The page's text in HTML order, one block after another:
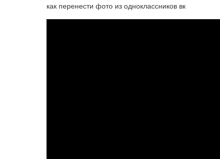
как перенести фото из одноклассников вк